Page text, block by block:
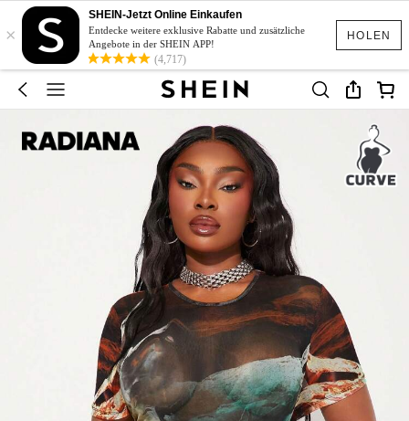
HOLEN
×
SHEIN-Jetzt Online Einkaufen
Entdecke weitere exklusive Rabatte und zusätzliche
Angebote in der SHEIN APP!
(4,717)